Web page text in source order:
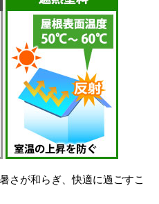
さが和らぎ、快適に過ごすこ